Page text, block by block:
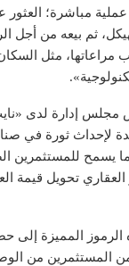
عملية مباشرة؛
ثم بيعه من أجل
مراعاتها، مثل
إدارة لدى «نايت
لإحداث ثورة في
ما يسمح
العقاري تحويل قيمة
الرموز المميزة إلى
من